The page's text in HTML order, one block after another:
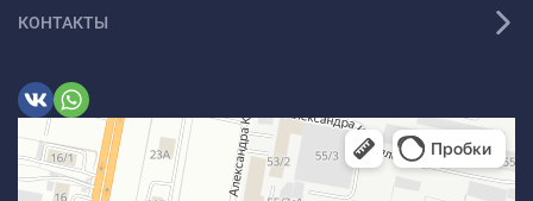
КОНТАКТЫ